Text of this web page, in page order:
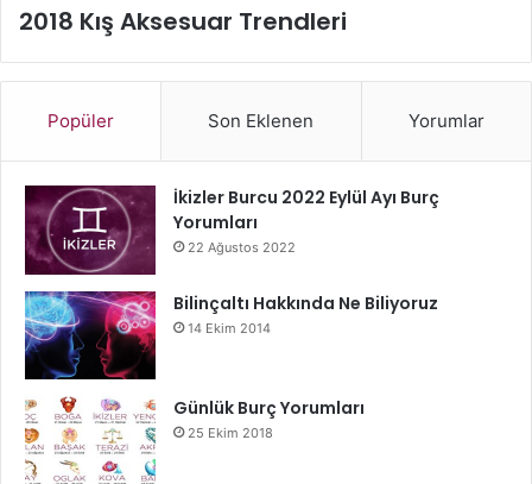
2018 Kış Aksesuar Trendleri
Popüler Son Eklenen Yorumlar
İkizler Burcu 2022 Eylül Ayı Burç
Yorumları
22 Ağustos 2022
Bilinçaltı Hakkında Ne Biliyoruz
14 Ekim 2014
Günlük Burç Yorumları
25 Ekim 2018